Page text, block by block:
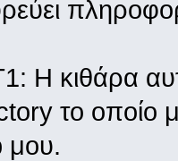
Η κιθάρα
το οποίο
μου.